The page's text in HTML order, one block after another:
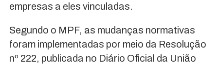
empresas a eles vinculadas.
Segundo o MPF, as mudanças normativas
foram implementadas por meio da Resolução
nº 222, publicada no Diário Oficial da União